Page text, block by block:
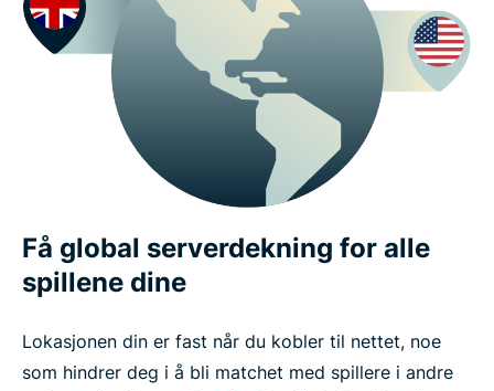
Få global serverdekning for alle
spillene dine
Lokasjonen din er fast når du kobler til nettet, noe
som hindrer deg i å bli matchet med spillere i andre